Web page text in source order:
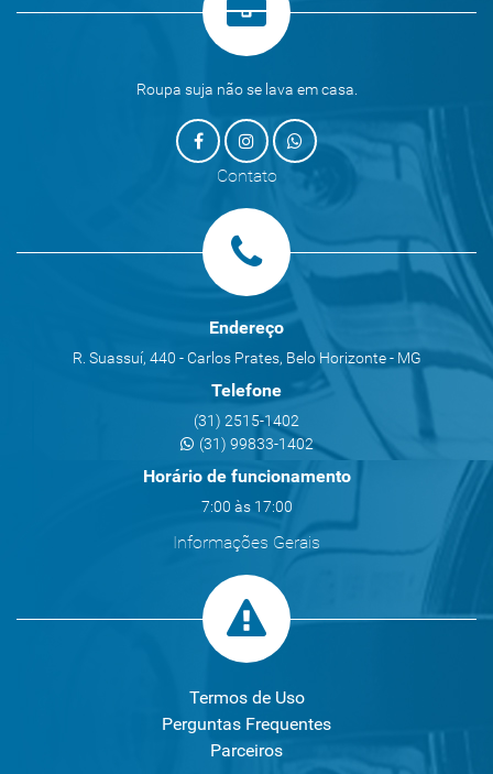
Roupa suja não se lava em casa.
Contato
Endereço
R. Suassuí, 440 - Carlos Prates, Belo Horizonte - MG
Telefone
(31) 2515-1402
(31) 99833-1402
Horário de funcionamento
7:00 às 17:00
Informações Gerais
Termos de Uso
Perguntas Frequentes
Parceiros